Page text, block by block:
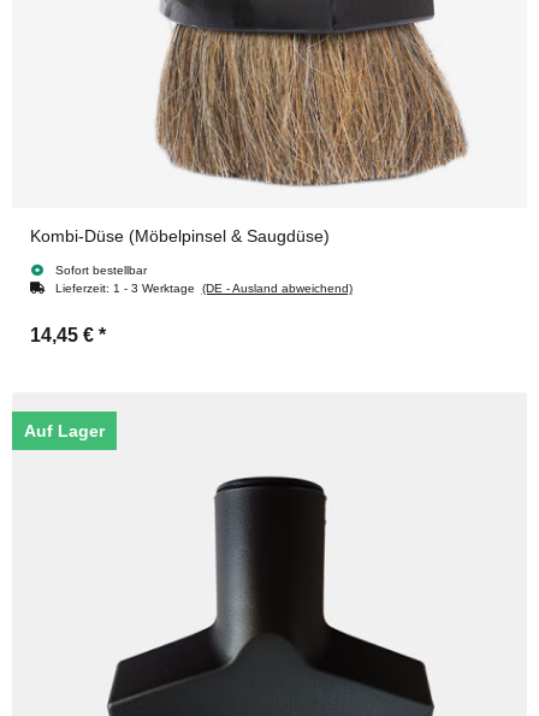
Kombi-Düse (Möbelpinsel & Saugdüse)
Sofort bestellbar
Lieferzeit: 1 - 3 Werktage (DE - Ausland abweichend)
14,45 € *
Auf Lager